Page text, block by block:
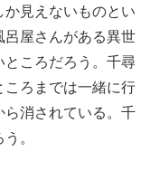
か見えないものとい
呂屋さんがある異世
ところだろう。千尋
ころまでは一緒に行
消されている。千
。